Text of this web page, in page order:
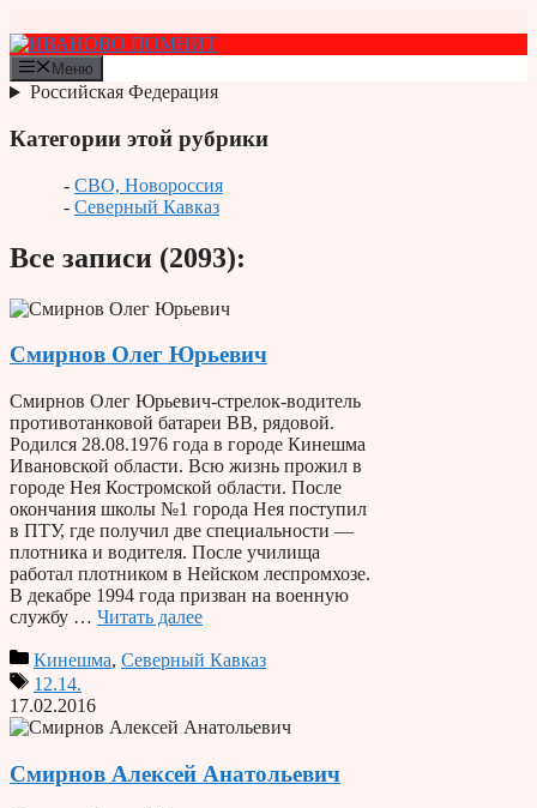
к
содержимому
Меню
Российская Федерация
Категории этой рубрики
- СВО, Новороссия
- Северный Кавказ
Все записи (2093):
Смирнов Олег Юрьевич
Смирнов Олег Юрьевич-стрелок-водитель
противотанковой батареи ВВ, рядовой.
Родился 28.08.1976 года в городе Кинешма
Ивановской области. Всю жизнь прожил в
городе Нея Костромской области. После
окончания школы №1 города Нея поступил
в ПТУ, где получил две специальности —
плотника и водителя. После училища
работал плотником в Нейском леспромхозе.
В декабре 1994 года призван на военную
службу … Читать далее
Кинешма, Северный Кавказ
12.14.
17.02.2016
Смирнов Алексей Анатольевич